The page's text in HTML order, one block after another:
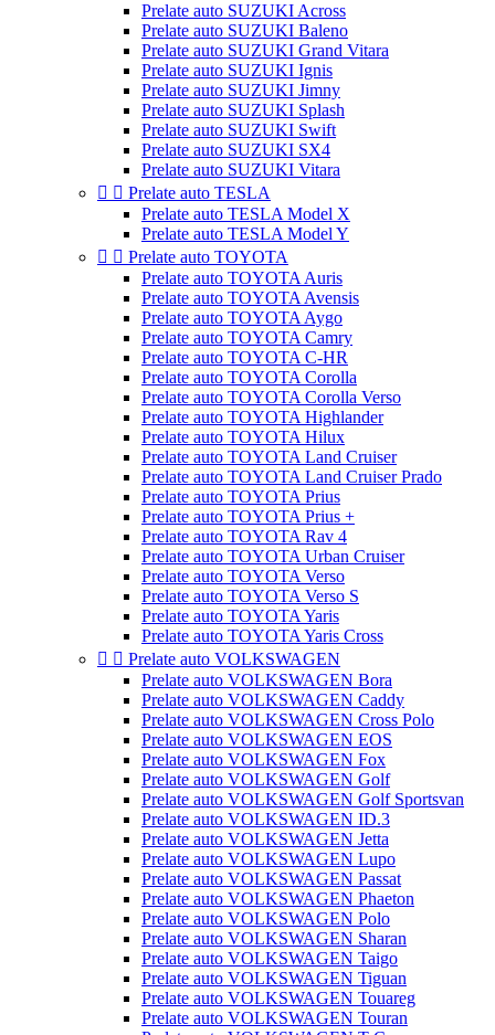
Prelate auto SUZUKI Across
Prelate auto SUZUKI Baleno
Prelate auto SUZUKI Grand Vitara
Prelate auto SUZUKI Ignis
Prelate auto SUZUKI Jimny
Prelate auto SUZUKI Splash
Prelate auto SUZUKI Swift
Prelate auto SUZUKI SX4
Prelate auto SUZUKI Vitara
  Prelate auto TESLA
Prelate auto TESLA Model X
Prelate auto TESLA Model Y
  Prelate auto TOYOTA
Prelate auto TOYOTA Auris
Prelate auto TOYOTA Avensis
Prelate auto TOYOTA Aygo
Prelate auto TOYOTA Camry
Prelate auto TOYOTA C-HR
Prelate auto TOYOTA Corolla
Prelate auto TOYOTA Corolla Verso
Prelate auto TOYOTA Highlander
Prelate auto TOYOTA Hilux
Prelate auto TOYOTA Land Cruiser
Prelate auto TOYOTA Land Cruiser Prado
Prelate auto TOYOTA Prius
Prelate auto TOYOTA Prius +
Prelate auto TOYOTA Rav 4
Prelate auto TOYOTA Urban Cruiser
Prelate auto TOYOTA Verso
Prelate auto TOYOTA Verso S
Prelate auto TOYOTA Yaris
Prelate auto TOYOTA Yaris Cross
  Prelate auto VOLKSWAGEN
Prelate auto VOLKSWAGEN Bora
Prelate auto VOLKSWAGEN Caddy
Prelate auto VOLKSWAGEN Cross Polo
Prelate auto VOLKSWAGEN EOS
Prelate auto VOLKSWAGEN Fox
Prelate auto VOLKSWAGEN Golf
Prelate auto VOLKSWAGEN Golf Sportsvan
Prelate auto VOLKSWAGEN ID.3
Prelate auto VOLKSWAGEN Jetta
Prelate auto VOLKSWAGEN Lupo
Prelate auto VOLKSWAGEN Passat
Prelate auto VOLKSWAGEN Phaeton
Prelate auto VOLKSWAGEN Polo
Prelate auto VOLKSWAGEN Sharan
Prelate auto VOLKSWAGEN Taigo
Prelate auto VOLKSWAGEN Tiguan
Prelate auto VOLKSWAGEN Touareg
Prelate auto VOLKSWAGEN Touran